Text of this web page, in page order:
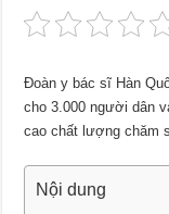
Đoàn y bác sĩ Hàn
cho 3.000 người dân
cao chất lượng chăm
Nội dung